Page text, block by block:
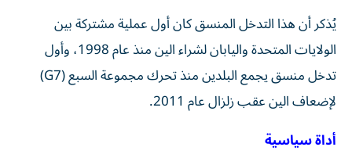
يُذكر أن هذا التدخل المنسق كان أول عملية مشتركة بين
الولايات المتحدة واليابان لشراء الين منذ عام 1998، وأول
تدخل منسق يجمع البلدين منذ تحرك مجموعة السبع (G7)
لإضعاف الين عقب زلزال عام 2011.
أداة سياسية